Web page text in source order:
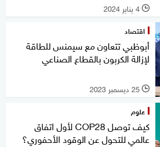
l 4 يناير 2024
اقتصاد
أبوظبي تتعاون مع سيمنس للطاقة
لإزالة الكربون بالقطاع الصناعي
l 25 ديسمبر 2023
علوم
كيف توصل COP28 لأول اتفاق
عالمي للتحول عن الوقود الأحفوري؟